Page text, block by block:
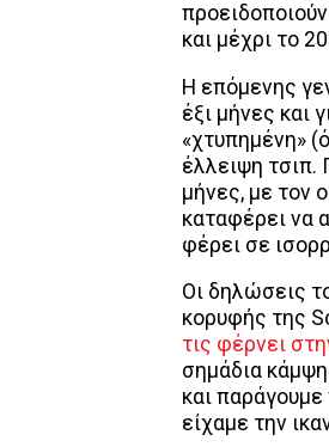
και μέχρι το
Η επόμενης
έξι μήνες και
«χτυπημένη»
έλλειψη τσιπ.
μήνες, με τον
καταφέρει να
φέρει σε
Οι δηλώσεις
κορυφής της
τις φέρνει
σημάδια
και
είχαμε την